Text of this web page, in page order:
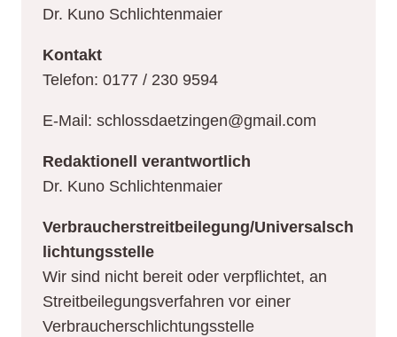
Dr. Kuno Schlichtenmaier
Kontakt
Telefon: 0177 / 230 9594
E-Mail: schlossdaetzingen@gmail.com
Redaktionell verantwortlich
Dr. Kuno Schlichtenmaier
Verbraucherstreitbeilegung/Universalsch
lichtungsstelle
Wir sind nicht bereit oder verpflichtet, an
Streitbeilegungsverfahren vor einer
Verbraucherschlichtungsstelle